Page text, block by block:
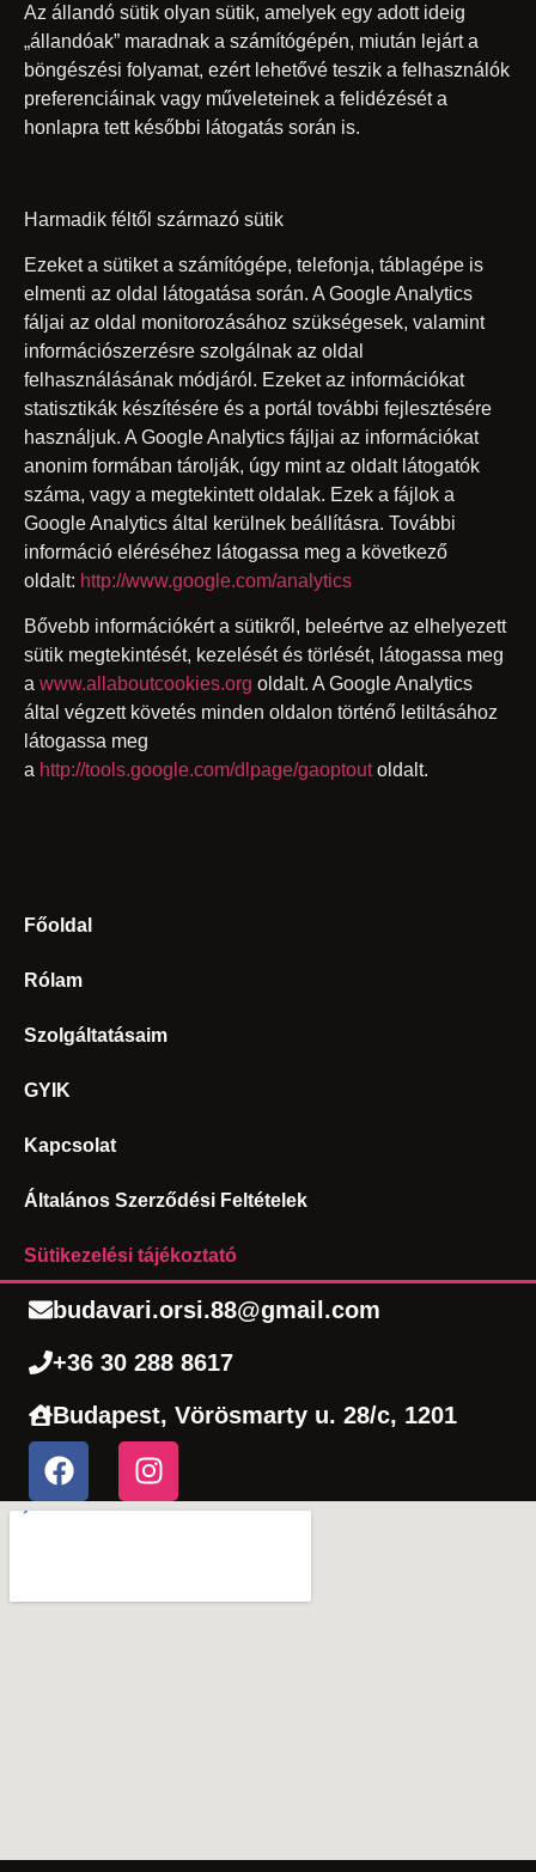
Az állandó sütik olyan sütik, amelyek egy adott ideig
„állandóak” maradnak a számítógépén, miután lejárt a
böngészési folyamat, ezért lehetővé teszik a felhasználók
preferenciáinak vagy műveleteinek a felidézését a
honlapra tett későbbi látogatás során is.
Harmadik féltől származó sütik
Ezeket a sütiket a számítógépe, telefonja, táblagépe is
elmenti az oldal látogatása során. A Google Analytics
fáljai az oldal monitorozásához szükségesek, valamint
információszerzésre szolgálnak az oldal
felhasználásának módjáról. Ezeket az információkat
statisztikák készítésére és a portál további fejlesztésére
használjuk. A Google Analytics fájljai az információkat
anonim formában tárolják, úgy mint az oldalt látogatók
száma, vagy a megtekintett oldalak. Ezek a fájlok a
Google Analytics által kerülnek beállításra. További
információ eléréséhez látogassa meg a következő
oldalt: http://www.google.com/analytics
Bővebb információkért a sütikről, beleértve az elhelyezett
sütik megtekintését, kezelését és törlését, látogassa meg
a www.allaboutcookies.org oldalt. A Google Analytics
által végzett követés minden oldalon történő letiltásához
látogassa meg
a http://tools.google.com/dlpage/gaoptoutoldalt.
Főoldal
Rólam
Szolgáltatásaim
GYIK
Kapcsolat
Általános Szerződési Feltételek
Sütikezelési tájékoztató
budavari.orsi.88@gmail.com
+36 30 288 8617
Budapest, Vörösmarty u. 28/c, 1201